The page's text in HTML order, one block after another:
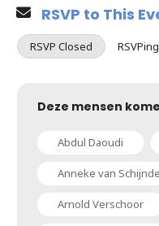
RSVP to This
RSVP Closed
Deze mensen
Abdul Daoudi
Anneke van
Arnold Verschoor